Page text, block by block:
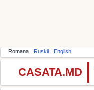
Romana Ruskii English
CASATA.MD